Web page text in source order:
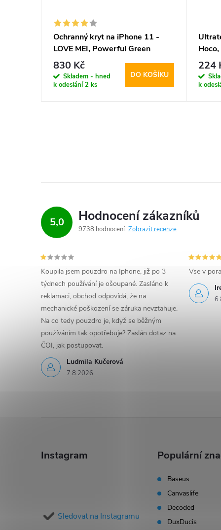
Ochranný kryt na iPhone 11 -
LOVE MEI, Powerful Green
830 Kč
Skladem - hned
k odeslání2 ks
DO KOŠÍKU
224
k
5,0 Hodnocení zákazníků
9738 hodnocení Zobrazit recenze
Ludmila Kučerová
7.8.2026
Koupila jsem pouzdro na Iphone, již po 3
týdnech používání je ošoupané. Zasláno k
reklamaci, obchod odpovídá, že na
mechanické poškození se záruka nevztahuje.
Na co tedy pouzdro je, když se běžným
používáním tak opotřebuje? Zaslán dotaz na
ČOI, jak postupovat.
Vse v
Instagram
Sledovat na Instagramu
Populární
Baseus
Canvaslife
Decoded
DuxDucis